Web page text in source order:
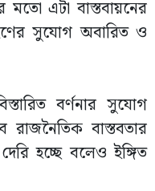
এটা বাস্তবায়নের
সুযোগ অবারিত ও
বর্ণনার সুযোগ
বাস্তবতার
হচ্ছে বলেও ইঙ্গিত